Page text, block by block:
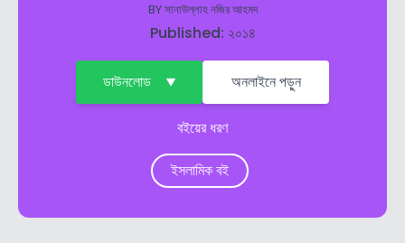
BYসানাউল্লাহ নজির আহমদ
Published: ২০১৪
ডাউনলোড অনলাইনে পড়ুন
বইয়ের ধরণ
ইসলামিক বই